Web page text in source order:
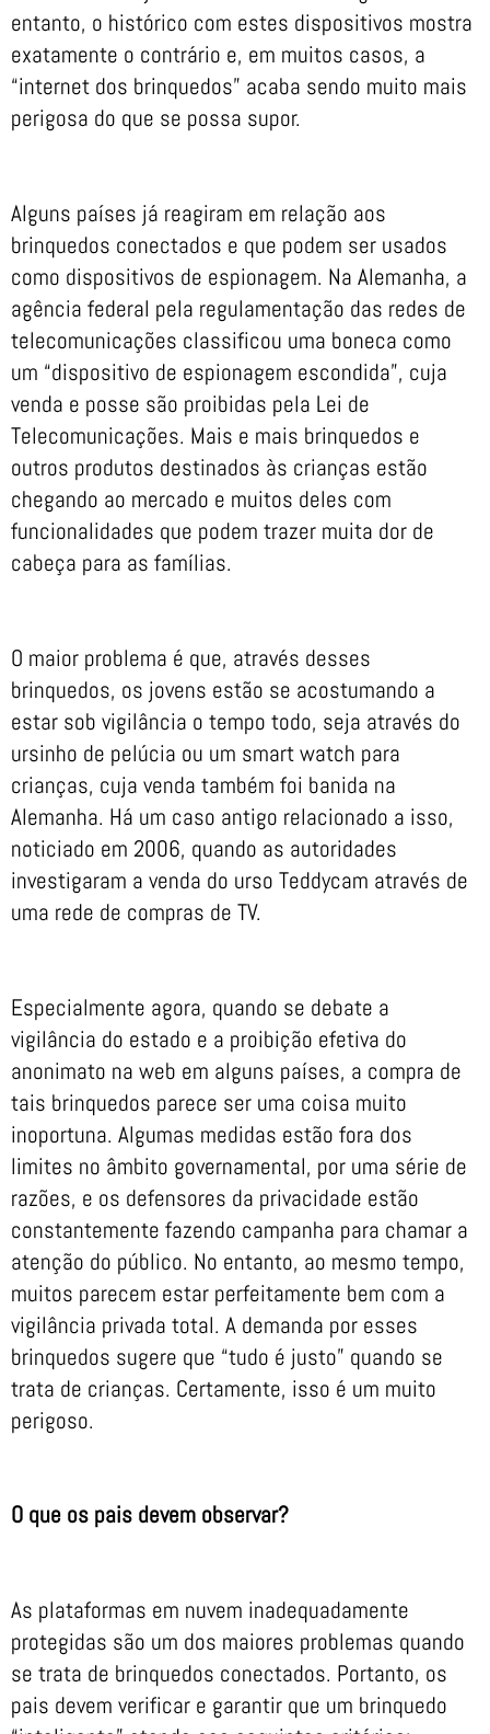
entanto, o histórico com estes dispositivos mostra
exatamente o contrário e, em muitos casos, a
“internet dos brinquedos” acaba sendo muito mais
perigosa do que se possa supor.
Alguns países já reagiram em relação aos
brinquedos conectados e que podem ser usados
como dispositivos de espionagem. Na Alemanha, a
agência federal pela regulamentação das redes de
telecomunicações classificou uma boneca como
um “dispositivo de espionagem escondida”, cuja
venda e posse são proibidas pela Lei de
Telecomunicações. Mais e mais brinquedos e
outros produtos destinados às crianças estão
chegando ao mercado e muitos deles com
funcionalidades que podem trazer muita dor de
cabeça para as famílias.
O maior problema é que, através desses
brinquedos, os jovens estão se acostumando a
estar sob vigilância o tempo todo, seja através do
ursinho de pelúcia ou um smart watch para
crianças, cuja venda também foi banida na
Alemanha. Há um caso antigo relacionado a isso,
noticiado em 2006, quando as autoridades
investigaram a venda do urso Teddycam através de
uma rede de compras de TV.
Especialmente agora, quando se debate a
vigilância do estado e a proibição efetiva do
anonimato na web em alguns países, a compra de
tais brinquedos parece ser uma coisa muito
inoportuna. Algumas medidas estão fora dos
limites no âmbito governamental, por uma série de
razões, e os defensores da privacidade estão
constantemente fazendo campanha para chamar a
atenção do público. No entanto, ao mesmo tempo,
muitos parecem estar perfeitamente bem com a
vigilância privada total. A demanda por esses
brinquedos sugere que “tudo é justo” quando se
trata de crianças. Certamente, isso é um muito
perigoso.
O que os pais devem observar?
As plataformas em nuvem inadequadamente
protegidas são um dos maiores problemas quando
se trata de brinquedos conectados. Portanto, os
pais devem verificar e garantir que um brinquedo